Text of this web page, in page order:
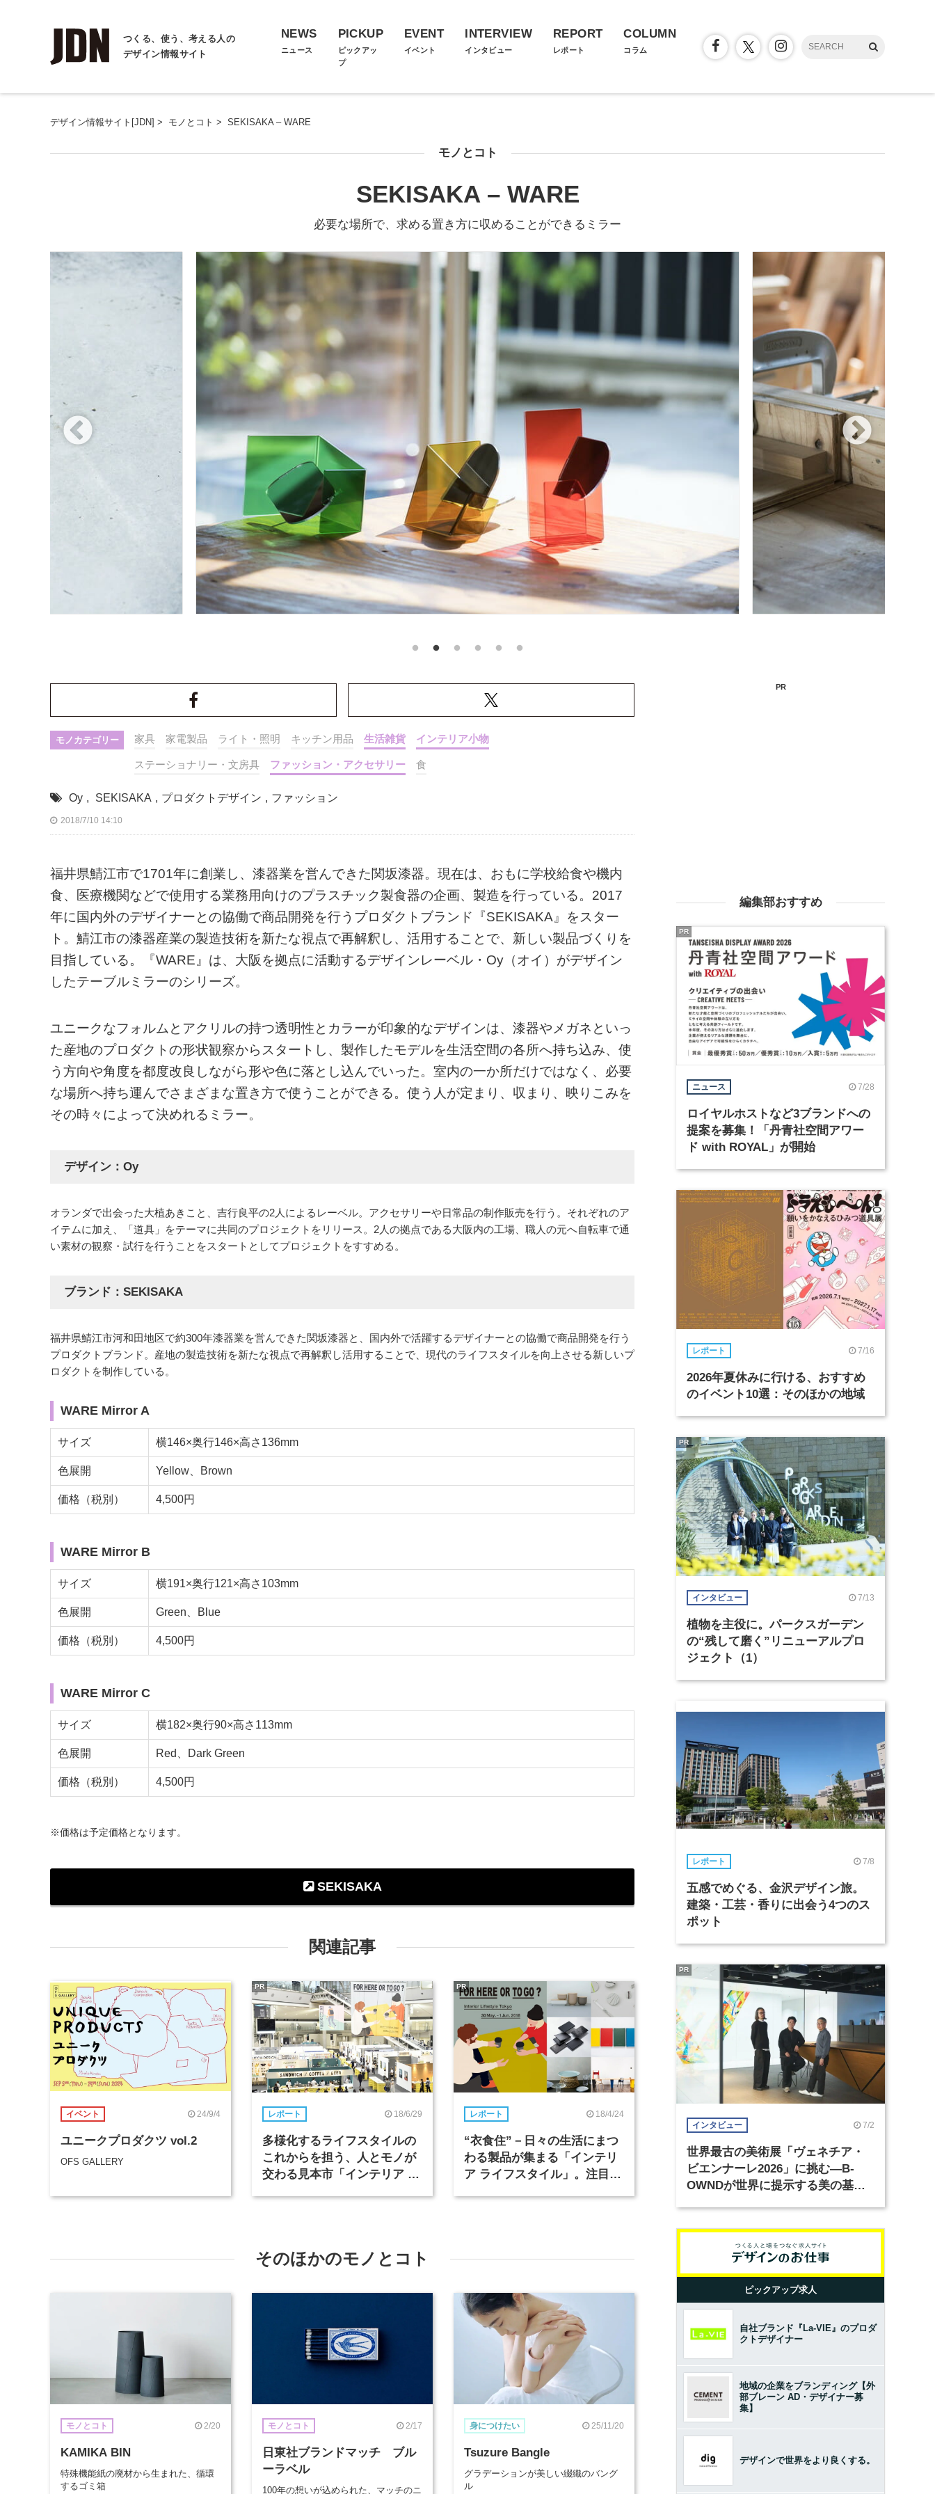
つくる、使う、考える人の
デザイン情報サイト
NEWS
ニュース
PICKUP
ピックアッ
プ
EVENT
イベント
INTERVIEW
インタビュー
REPORT
レポート
COLUMN
コラム
デザイン情報サイト[JDN] > モノとコト > SEKISAKA – WARE
モノとコト
SEKISAKA – WARE
必要な場所で、求める置き方に収めることができるミラー
モノカテゴリー 家具 家電製品 ライト・照明 キッチン用品 生活雑貨 インテリア小物
ステーショナリー・文房具 ファッション・アクセサリー 食
Oy , SEKISAKA , プロダクトデザイン , ファッション
2018/7/10 14:10
福井県鯖江市で1701年に創業し、漆器業を営んできた関坂漆器。現在は、おもに学校給食や機内
食、医療機関などで使用する業務用向けのプラスチック製食器の企画、製造を行っている。2017
年に国内外のデザイナーとの協働で商品開発を行うプロダクトブランド『SEKISAKA』をスター
ト。鯖江市の漆器産業の製造技術を新たな視点で再解釈し、活用することで、新しい製品づくりを
目指している。『WARE』は、大阪を拠点に活動するデザインレーベル・Oy（オイ）がデザイン
したテーブルミラーのシリーズ。
ユニークなフォルムとアクリルの持つ透明性とカラーが印象的なデザインは、漆器やメガネといっ
た産地のプロダクトの形状観察からスタートし、製作したモデルを生活空間の各所へ持ち込み、使
う方向や角度を都度改良しながら形や色に落とし込んでいった。室内の一か所だけではなく、必要
な場所へ持ち運んでさまざまな置き方で使うことができる。使う人が定まり、収まり、映りこみを
その時々によって決めれるミラー。
デザイン：Oy
オランダで出会った大植あきこと、吉行良平の2人によるレーベル。アクセサリーや日常品の制作販売を行う。それぞれのア
イテムに加え、「道具」をテーマに共同のプロジェクトをリリース。2人の拠点である大阪内の工場、職人の元へ自転車で通
い素材の観察・試行を行うことをスタートとしてプロジェクトをすすめる。
ブランド：SEKISAKA
福井県鯖江市河和田地区で約300年漆器業を営んできた関坂漆器と、国内外で活躍するデザイナーとの協働で商品開発を行う
プロダクトブランド。産地の製造技術を新たな視点で再解釈し活用することで、現代のライフスタイルを向上させる新しいプ
ロダクトを制作している。
WARE Mirror A
サイズ 横146×奥行146×高さ136mm
色展開 Yellow、Brown
価格（税別） 4,500円
WARE Mirror B
サイズ 横191×奥行121×高さ103mm
色展開 Green、Blue
価格（税別） 4,500円
WARE Mirror C
サイズ 横182×奥行90×高さ113mm
色展開 Red、Dark Green
価格（税別） 4,500円
※価格は予定価格となります。
SEKISAKA
関連記事
イベント 24/9/4
ユニークプロダクツ vol.2
OFS GALLERY
レポート 18/6/29
多様化するライフスタイルの
これからを担う、人とモノが
交わる見本市「インテリア ラ
PR
レポート 18/4/24
“衣食住”－日々の生活にまつ
わる製品が集まる「インテリ
ア ライフスタイル」。注目の
PR
そのほかのモノとコト
モノとコト 2/20
KAMIKA BIN
特殊機能紙の廃材から生まれた、循環
するゴミ箱
モノとコト 2/17
日東社ブランドマッチ ブル
ーラベル
100年の想いが込められた、マッチのニ
身につけたい 25/11/20
Tsuzure Bangle
グラデーションが美しい綴織のバング
ル
PR
編集部おすすめ
ニュース 7/28
ロイヤルホストなど3ブランドへの
提案を募集！「丹青社空間アワー
ド with ROYAL」が開始
PR
レポート 7/16
2026年夏休みに行ける、おすすめ
のイベント10選：そのほかの地域
インタビュー 7/13
植物を主役に。パークスガーデン
の“残して磨く”リニューアルプロ
ジェクト（1）
PR
レポート 7/8
五感でめぐる、金沢デザイン旅。
建築・工芸・香りに出会う4つのス
ポット
インタビュー 7/2
世界最古の美術展「ヴェネチア・
ビエンナーレ2026」に挑む―B-
OWNDが世界に提示する美の基準
PR
ピックアップ求人
自社ブランド『La-VIE』のプロダ
クトデザイナー
地域の企業をブランディング【外
部ブレーン AD・デザイナー募
集】
デザインで世界をより良くする。